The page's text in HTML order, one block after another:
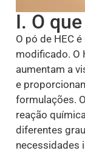
I. O
O pó de HEC
modificado. O
aumentam a
e
formulações.
reação
diferentes
necessidades